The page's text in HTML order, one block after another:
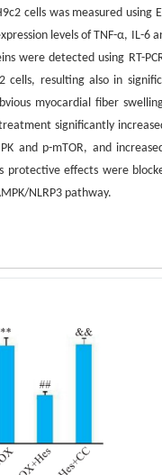
cells was measured using
levels of TNF-α, IL-6
were detected using RT-
cells, resulting also in
myocardial fiber
significantly
and p-mTOR, and
protective effects were
NLRP3 pathway.